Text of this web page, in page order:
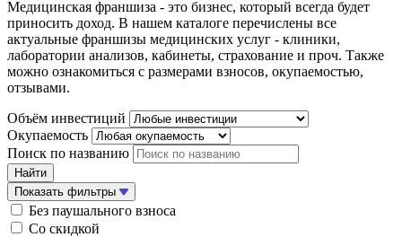
Медицинская франшиза - это бизнес, который всегда будет
приносить доход. В нашем каталоге перечислены все
актуальные франшизы медицинских услуг - клиники,
лаборатории анализов, кабинеты, страхование и проч. Также
можно ознакомиться с размерами взносов, окупаемостью,
отзывами.
Объём инвестиций
Окупаемость
Поиск по названию
Найти
Показать фильтры
Без паушального взноса
Со скидкой